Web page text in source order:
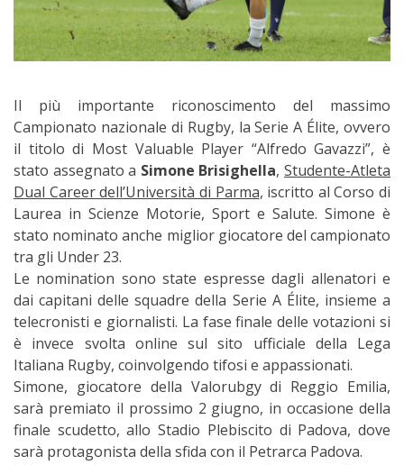
Il più importante riconoscimento del massimo
Campionato nazionale di Rugby, la Serie A Élite, ovvero
il titolo di Most Valuable Player “Alfredo Gavazzi”, è
stato assegnato a Simone Brisighella,Studente-Atleta
Dual Career dell’Università di Parma, iscritto al Corso di
Laurea in Scienze Motorie, Sport e Salute. Simone è
stato nominato anche miglior giocatore del campionato
tra gli Under 23.
Le nomination sono state espresse dagli allenatori e
dai capitani delle squadre della Serie A Élite, insieme a
telecronisti e giornalisti. La fase finale delle votazioni si
è invece svolta online sul sito ufficiale della Lega
Italiana Rugby, coinvolgendo tifosi e appassionati.
Simone, giocatore della Valorubgy di Reggio Emilia,
sarà premiato il prossimo 2 giugno, in occasione della
finale scudetto, allo Stadio Plebiscito di Padova, dove
sarà protagonista della sfida con il Petrarca Padova.